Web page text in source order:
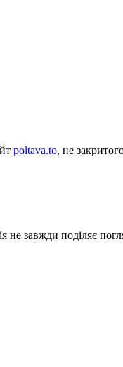
poltava.to, не
не завжди поділяє